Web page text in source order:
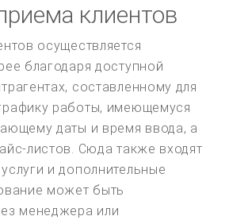
клиентов
осуществляется
благодаря доступной
составленному для
работы, имеющемуся
даты и время ввода, а
листов. Сюда также входят
и дополнительные
может быть
менеджера или